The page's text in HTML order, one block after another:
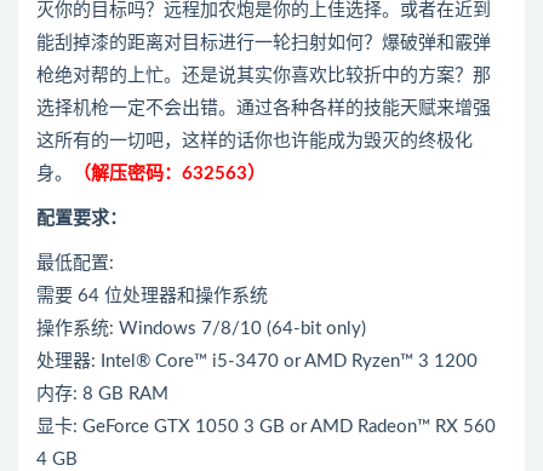
灭你的目标吗？远程加农炮是你的上佳选择。或者在近到
能刮掉漆的距离对目标进行一轮扫射如何？爆破弹和霰弹
枪绝对帮的上忙。还是说其实你喜欢比较折中的方案？那
选择机枪一定不会出错。通过各种各样的技能天赋来增强
这所有的一切吧，这样的话你也许能成为毁灭的终极化
身。
（解压密码：632563）
配置要求：
最低配置:
需要 64 位处理器和操作系统
操作系统: Windows 7/8/10 (64-bit only)
处理器: Intel® Core™ i5-3470 or AMD Ryzen™ 3 1200
内存: 8 GB RAM
显卡: GeForce GTX 1050 3 GB or AMD Radeon™ RX 560
4 GB